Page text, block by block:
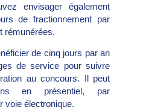
envisager également
de fractionnement par
rémunérées.
de cinq jours par an
de service pour suivre
au concours. Il peut
en présentiel, par
voie électronique.